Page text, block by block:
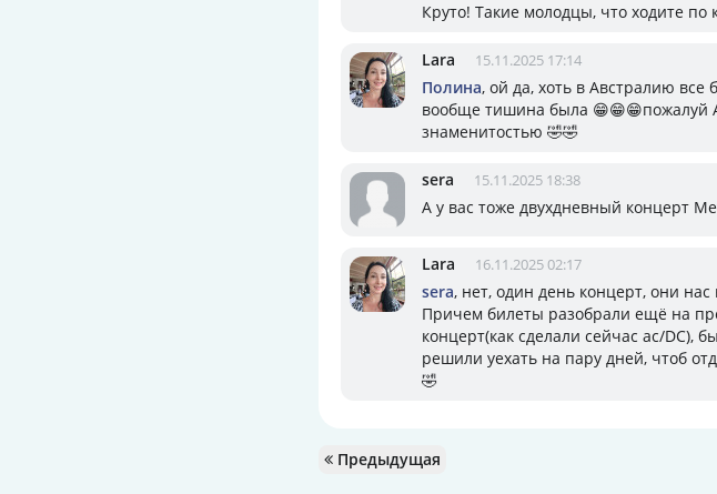
Круто! Такие молодцы, что ходите по
Lara 15.11.2025 17:14
Полина, ой да, хоть в Австралию
вообще тишина была
знаменитостью 🤣🤣
sera 15.11.2025 18:38
А у вас тоже двухдневный концерт
Lara 16.11.2025 02:17
sera, нет, один день концерт, они
Причем билеты разобрали ещё на
концерт(как сделали сейчас ac/DC),
решили уехать на пару дней, чтоб
🤣
Предыдущая